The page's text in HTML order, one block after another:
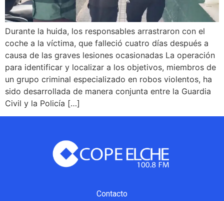
Durante la huida, los responsables arrastraron con el
coche a la víctima, que falleció cuatro días después a
causa de las graves lesiones ocasionadas La operación
para identificar y localizar a los objetivos, miembros de
un grupo criminal especializado en robos violentos, ha
sido desarrollada de manera conjunta entre la Guardia
Civil y la Policía […]
Contacto